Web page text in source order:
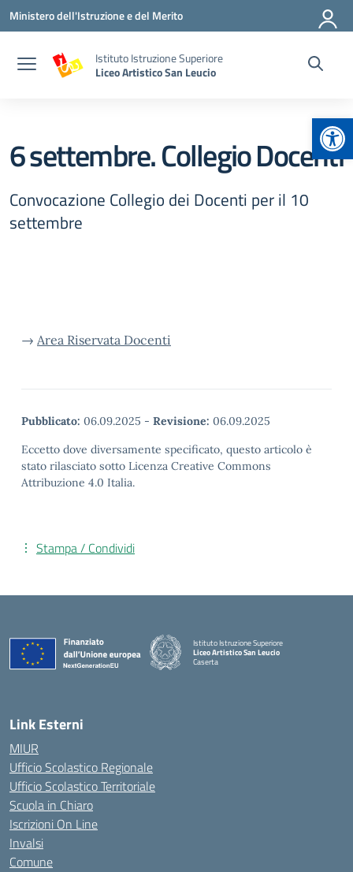
Vai ai contenuti
Vai al menu di navigazione
Vai al footer
Ministero dell'Istruzione e del Merito
Istituto Istruzione Superiore
Liceo Artistico San Leucio
6 settembre. Collegio Docenti
Convocazione Collegio dei Docenti per il 10
settembre
→ Area Riservata Docenti
Pubblicato: 06.09.2025 - Revisione: 06.09.2025
Eccetto dove diversamente specificato, questo articolo è
stato rilasciato sotto Licenza Creative Commons
Attribuzione 4.0 Italia.
Stampa / Condividi
Istituto Istruzione Superiore
Liceo Artistico San Leucio
Caserta
Link Esterni
MIUR
Ufficio Scolastico Regionale
Ufficio Scolastico Territoriale
Scuola in Chiaro
Iscrizioni On Line
Invalsi
Comune